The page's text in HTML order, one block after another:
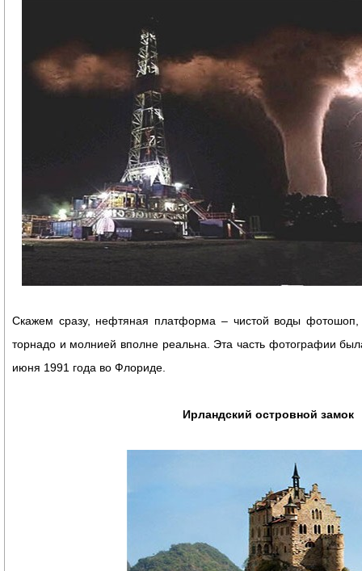
Скажем сразу, нефтяная платформа – чистой воды
торнадо и молнией вполне реальна. Эта часть фотографии
июня 1991 года во Флориде.
Ирландский островной замок